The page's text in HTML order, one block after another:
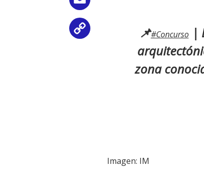
📌#Concurso|
zona
Imagen: IM